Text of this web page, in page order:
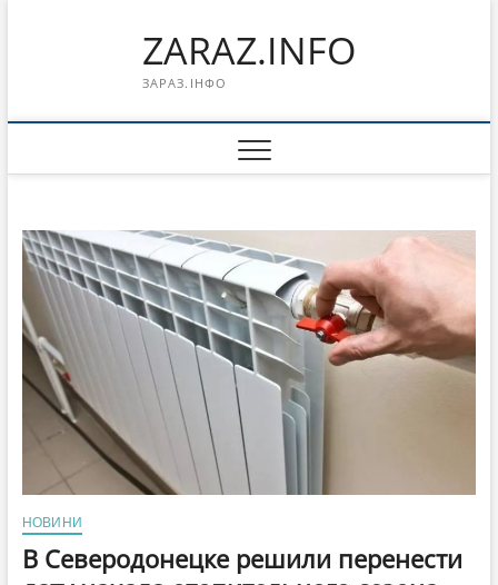
ZARAZ.INFO
ЗАРАЗ.ІНФО
НОВИНИ
В Северодонецке решили перенести